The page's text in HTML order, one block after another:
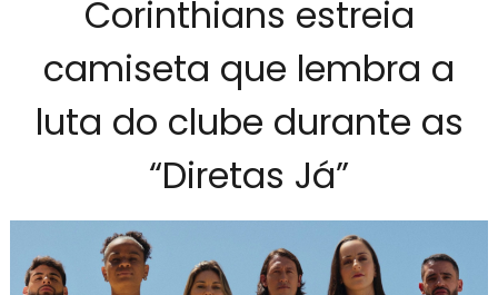
Corinthians estreia
camiseta que lembra a
luta do clube durante as
“Diretas Já”